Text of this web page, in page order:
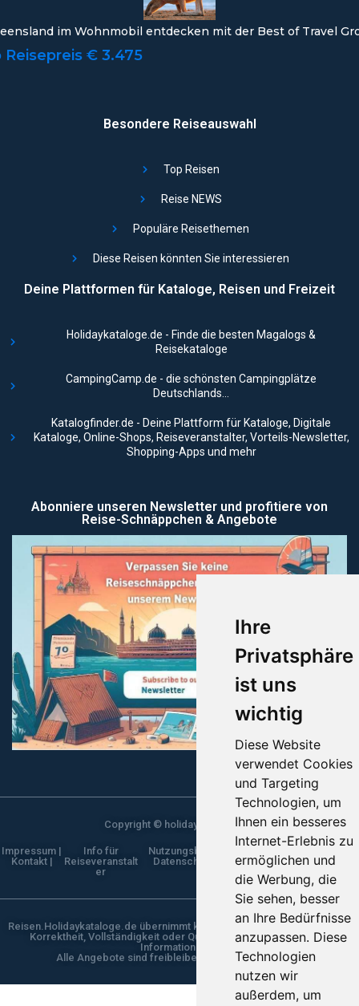
Ihre
Privatsphäre
ist uns
wichtig
Diese Website
verwendet Cookies
und Targeting
Technologien, um
Ihnen ein besseres
Internet-Erlebnis zu
ermöglichen und
die Werbung, die
Sie sehen, besser
an Ihre Bedürfnisse
anzupassen. Diese
Technologien
nutzen wir
außerdem, um
im Wohnmobil entdecken mit der Best of Travel
Reisepreis € 3.475
Besondere Reiseauswahl
Top Reisen
Reise NEWS
Populäre Reisethemen
Diese Reisen könnten Sie interessieren
Deine Plattformen für Kataloge, Reisen und Freizeit
Holidaykataloge.de - Finde die besten Magalogs &
Reisekataloge
CampingCamp.de - die schönsten Campingplätze
Deutschlands...
Katalogfinder.de - Deine Plattform für Kataloge, Digitale
Kataloge, Online-Shops, Reiseveranstalter, Vorteils-Newsletter,
Shopping-Apps und mehr
Abonniere unseren Newsletter und profitiere von
Reise-Schnäppchen & Angebote
Copyright © holidaykataloge.de
Impressum |
Kontakt |
Info für
Reiseveranstalt
er
Nutzungsbestimmungen |
Datenschutzerklärung |
Reisen.Holidaykataloge.de übernimmt keine Gewähr für die Aktualität,
Korrektheit, Vollständigkeit oder Qualität der bereitgestellten
Informationen.
Alle Angebote sind freibleibend und unverbindlich